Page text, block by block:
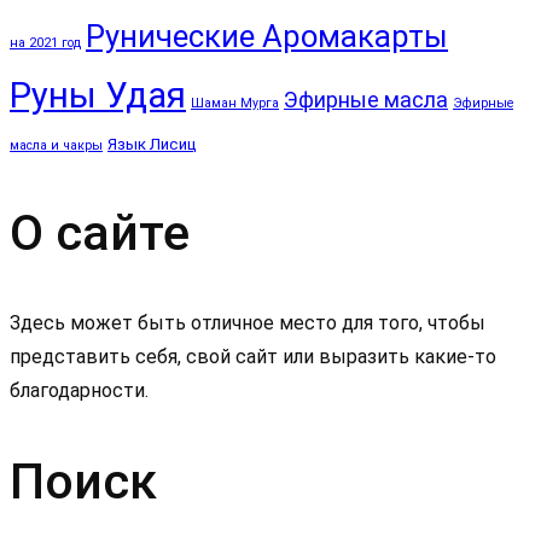
на 2021 год Рунические Аромакарты
Руны Удая Шаман Мурга Эфирные масла Эфирные
масла и чакры Язык Лисиц
О сайте
Здесь может быть отличное место для того, чтобы
представить себя, свой сайт или выразить какие-то
благодарности.
Поиск